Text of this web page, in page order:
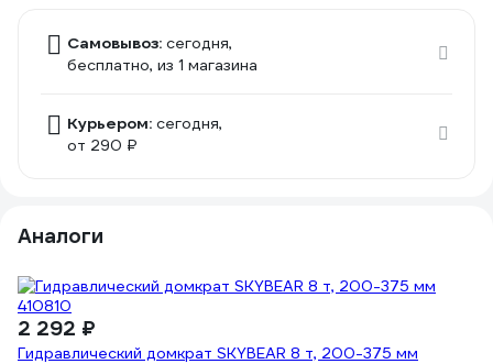
Самовывоз: сегодня,
бесплатно, из 1 магазина
Курьером: сегодня,
от 290 ₽
Аналоги
2 292 ₽
Гидравлический домкрат SKYBEAR 8 т, 200-375 мм